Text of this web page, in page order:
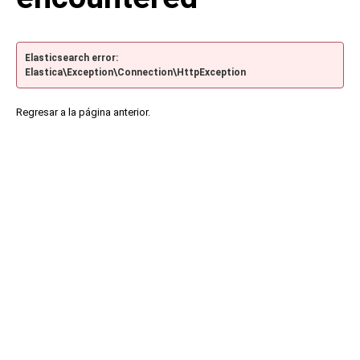
Elasticsearch error:
Elastica\Exception\Connection\HttpException
Regresar a la página anterior.